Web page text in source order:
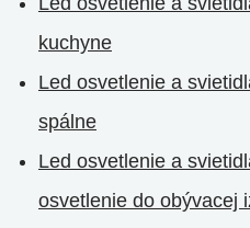
kuchyne
Led osvetlenie a
spálne
Led osvetlenie a
osvetlenie do obývacej